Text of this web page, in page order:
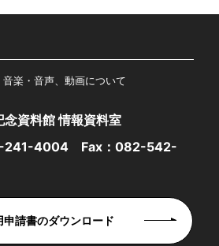
音楽・音声、動画について
念資料館 情報資料室
241-4004 Fax：082-542-
申請書のダウンロード